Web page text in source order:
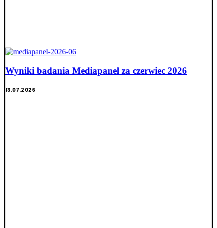
Wyniki badania Mediapanel za czerwiec 2026
13.07.2026